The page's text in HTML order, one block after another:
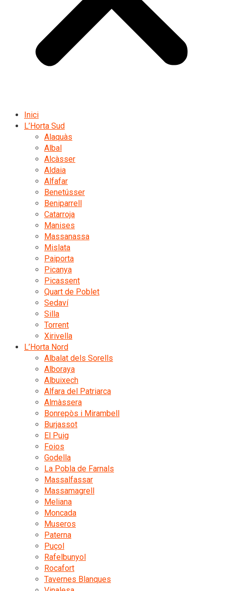
Inici
L’Horta Sud
Alaquàs
Albal
Alcàsser
Aldaia
Alfafar
Benetússer
Beniparrell
Catarroja
Manises
Massanassa
Mislata
Paiporta
Picanya
Picassent
Quart de Poblet
Sedaví
Silla
Torrent
Xirivella
L’Horta Nord
Albalat dels Sorells
Alboraya
Albuixech
Alfara del Patriarca
Almàssera
Bonrepòs i Mirambell
Burjassot
El Puig
Foios
Godella
La Pobla de Farnals
Massalfassar
Massamagrell
Meliana
Moncada
Museros
Paterna
Puçol
Rafelbunyol
Rocafort
Tavernes Blanques